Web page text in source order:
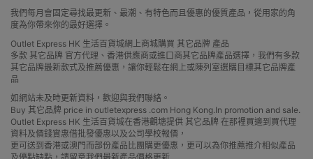
我們每月會固定尋找最更新、最潮、有特色而且優惠的優質產品，從用家的角
度為你帶來你的最好選擇。
Outlet Express HK 生活百貨城網上商城購買 其它品牌 產品
多款 其它品牌 官方代理、香港供應商或進口商其它品牌產品選擇，我們有多款
其它品牌最新款式及推薦優惠，讓你輕鬆在網上或陳列室選購目標其它品牌產
品
如網站未及時更新資料，歡迎與我們聯絡。
Buy 其它品牌 price in outletexpress .com Hong Kong.In promotion and sale.
Outlet Express HK 生活百貨城在香港觀塘提供 其它品牌 在那裡買邊到買代理
資料及價錢實惠借批發優惠以及公司學校報價，
更可送到香港或澳門而部份產品比團購更優惠，更可以為你推薦推介相似產品